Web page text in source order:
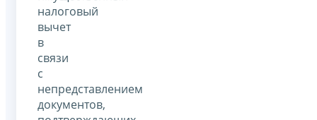
налоговый
вычет
в
связи
с
непредставлением
документов,